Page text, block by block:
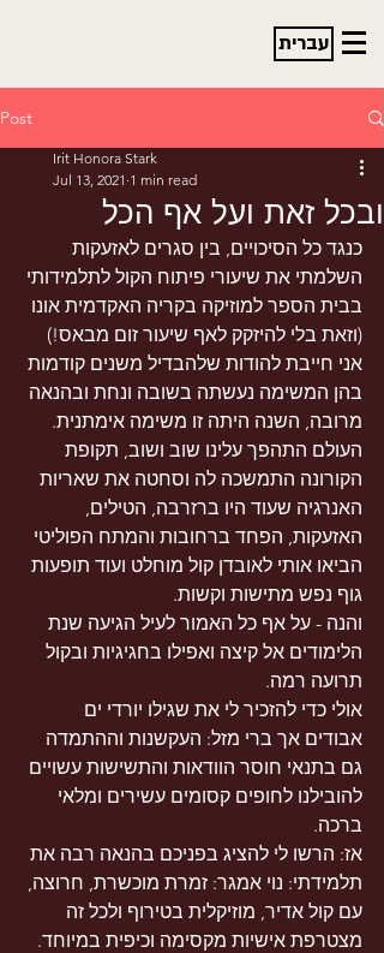
עברית
Post
ובכל זאת ועל אף הכל
Irit Honora Stark
Jul 13, 2021 1 min read
כנגד כל הסיכויים, בין סגרים לאזעקות
השלמתי את שיעורי פיתוח הקול לתלמידותי
בבית הספר למוזיקה בקריה האקדמית אונו
(וזאת בלי להיזקק לאף שיעור זום מבאס!)
אני חייבת להודות שלהבדיל משנים קודמות
בהן המשימה נעשתה בשובה ונחת ובהנאה
מרובה, השנה היתה זו משימה אימתנית.
העולם התהפך עלינו שוב ושוב, תקופת
הקורונה התמשכה לה וסחטה את שאריות
האנרגיה שעוד היו ברזרבה, הטילים,
האזעקות, הפחד ברחובות והמתח הפוליטי
הביאו אותי לאובדן קול מוחלט ועוד תופעות
גוף נפש מתישות וקשות.
והנה - על אף כל האמור לעיל הגיעה שנת
הלימודים אל קיצה ואפילו בחגיגיות ובקול
תרועה רמה.
אולי כדי להזכיר לי את שגילו יורדי ים
אבודים אך ברי מזל: העקשנות וההתמדה
גם בתנאי חוסר הוודאות והתשישות עשויים
להובילנו לחופים קסומים עשירים ומלאי
ברכה.
אז: הרשו לי להציג בפניכם בהנאה רבה את
תלמידתי: נוי אמגר: זמרת מוכשרת, חרוצה,
עם קול אדיר, מוזיקלית בטירוף ולכל זה
מצטרפת אישיות מקסימה וכיפית במיוחד.